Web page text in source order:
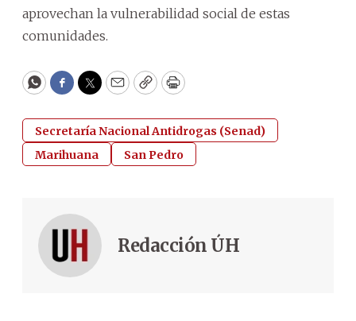
aprovechan la vulnerabilidad social de estas
comunidades.
WhatsApp
Facebook
Twitter
EmailCopyPrint
Secretaría Nacional Antidrogas (Senad)
Marihuana
San Pedro
Redacción ÚH